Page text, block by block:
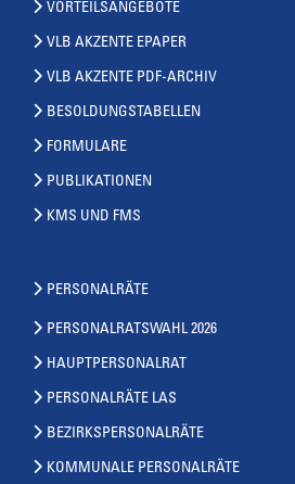
VORTEILSANGEBOTE
VLB AKZENTE EPAPER
VLB AKZENTE PDF-ARCHIV
BESOLDUNGSTABELLEN
FORMULARE
PUBLIKATIONEN
KMS UND FMS
PERSONALRÄTE
PERSONALRATSWAHL 2026
HAUPTPERSONALRAT
PERSONALRÄTE LAS
BEZIRKSPERSONALRÄTE
KOMMUNALE PERSONALRÄTE